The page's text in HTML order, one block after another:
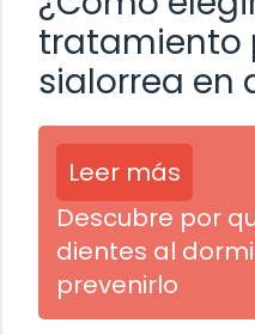
tratamiento
sialorrea en
Leer más
Descubre por
dientes al
prevenirlo